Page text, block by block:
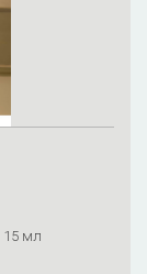
15 мл